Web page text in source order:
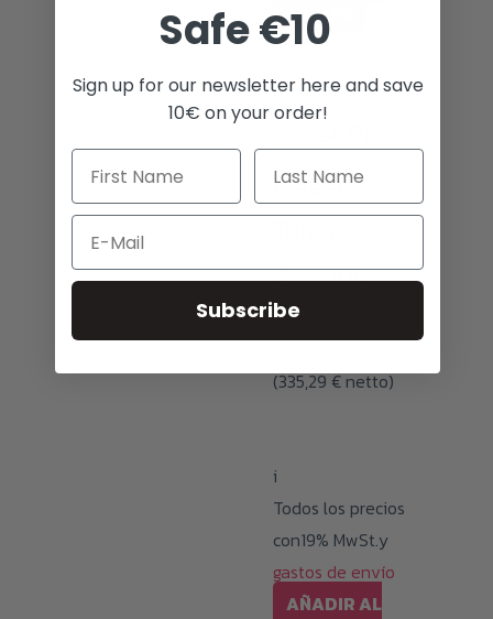
CARRITO
tóner
Magenta
C8000W
399,00
(335,29€netto)
i
Todos los precios
con19% MwSt.y
gastos de envío
AÑADIR AL
Safe €10
Sign up for our newsletter here and save
10€ on your order!
Email
Subscribe